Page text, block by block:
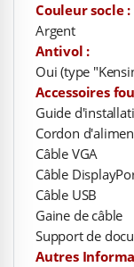
Couleur socle :
Argent
Antivol :
Oui (type
Accessoires
Guide
Cordon
Câble VGA
Câble
Câble USB
Gaine de câble
Support de
Autres